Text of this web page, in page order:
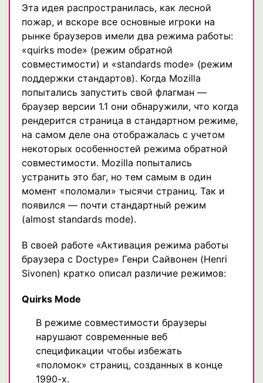
Эта идея распространилась, как лесной
пожар, и вскоре все основные игроки на
рынке браузеров имели два режима работы:
«quirks mode» (режим обратной
совместимости) и «standards mode» (режим
поддержки стандартов). Когда Mozilla
попытались запустить свой флагман —
браузер версии 1.1 они обнаружили, что когда
рендерится страница в стандартном режиме,
на самом деле она отображалась с учетом
некоторых особенностей режима обратной
совместимости. Mozilla попытались
устранить это баг, но тем самым в один
момент «поломали» тысячи страниц. Так и
появился — почти стандартный режим
(almost standards mode).
В своей работе «Активация режима работы
браузера с Doctype» Генри Сайвонен (Henri
Sivonen) кратко описал различие режимов:
Quirks Mode
В режиме совместимости браузеры
нарушают современные веб
спецификации чтобы избежать
«поломок» страниц, созданных в конце
1990-х.